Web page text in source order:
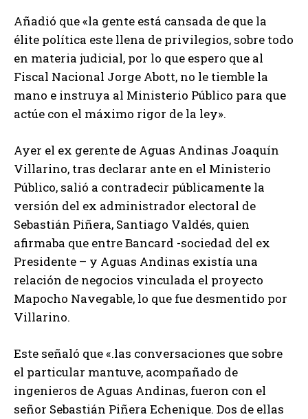
Añadió que «la gente está cansada de que la
élite política este llena de privilegios, sobre todo
en materia judicial, por lo que espero que al
Fiscal Nacional Jorge Abott, no le tiemble la
mano e instruya al Ministerio Público para que
actúe con el máximo rigor de la ley».
Ayer el ex gerente de Aguas Andinas Joaquín
Villarino, tras declarar ante en el Ministerio
Público, salió a contradecir públicamente la
versión del ex administrador electoral de
Sebastián Piñera, Santiago Valdés, quien
afirmaba que entre Bancard -sociedad del ex
Presidente – y Aguas Andinas existía una
relación de negocios vinculada el proyecto
Mapocho Navegable, lo que fue desmentido por
Villarino.
Este señaló que «.las conversaciones que sobre
el particular mantuve, acompañado de
ingenieros de Aguas Andinas, fueron con el
señor Sebastián Piñera Echenique. Dos de ellas